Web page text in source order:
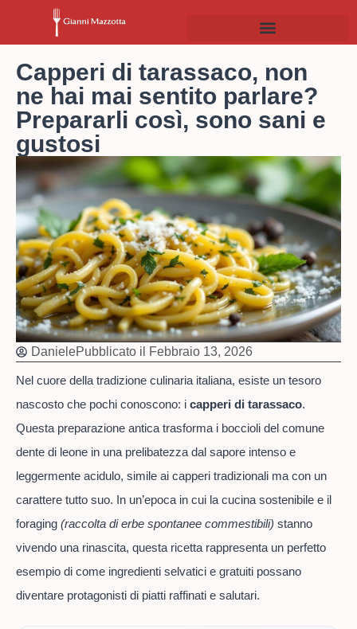
Capperi di tarassaco, non
ne hai mai sentito parlare?
Prepararli così, sono sani e
gustosi
DanielePubblicato il Febbraio 13, 2026
Nel cuore della tradizione culinaria italiana, esiste un tesoro
nascosto che pochi conoscono: i capperi di tarassaco.
Questa preparazione antica trasforma i boccioli del comune
dente di leone in una prelibatezza dal sapore intenso e
leggermente acidulo, simile ai capperi tradizionali ma con un
carattere tutto suo. In un’epoca in cui la cucina sostenibile e il
foraging (raccolta di erbe spontanee commestibili) stanno
vivendo una rinascita, questa ricetta rappresenta un perfetto
esempio di come ingredienti selvatici e gratuiti possano
diventare protagonisti di piatti raffinati e salutari.